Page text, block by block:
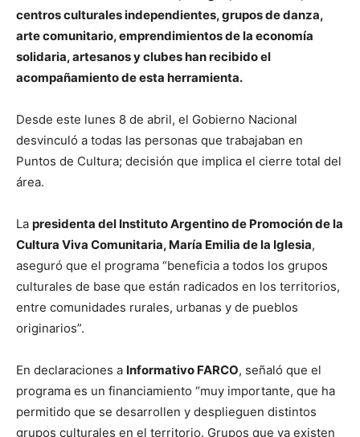
centros culturales independientes, grupos de danza,
arte comunitario, emprendimientos de la economía
solidaria, artesanos y clubes han recibido el
acompañamiento de esta herramienta.
Desde este lunes 8 de abril, el Gobierno Nacional
desvinculó a todas las personas que trabajaban en
Puntos de Cultura; decisión que implica el cierre total del
área.
La presidenta del Instituto Argentino de Promoción de la
Cultura Viva Comunitaria, María Emilia de la Iglesia,
aseguró que el programa “beneficia a todos los grupos
culturales de base que están radicados en los territorios,
entre comunidades rurales, urbanas y de pueblos
originarios”.
En declaraciones a Informativo FARCO, señaló que el
programa es un financiamiento “muy importante, que ha
permitido que se desarrollen y desplieguen distintos
grupos culturales en el territorio. Grupos que ya existen